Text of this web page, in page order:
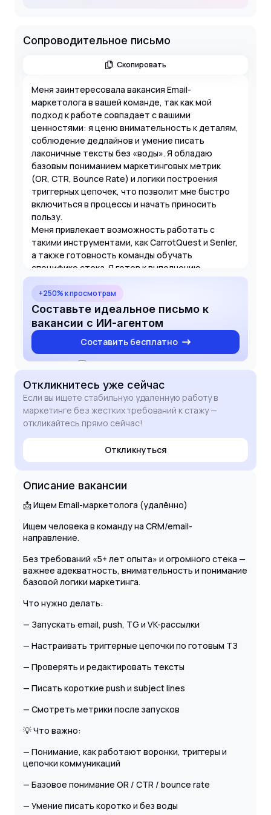
Сопроводительное письмо
Скопировать
Меня заинтересовала вакансия Email-
маркетолога в вашей команде, так как мой
подход к работе совпадает с вашими
ценностями: я ценю внимательность к деталям,
соблюдение дедлайнов и умение писать
лаконичные тексты без «воды». Я обладаю
базовым пониманием маркетинговых метрик
(OR, CTR, Bounce Rate) и логики построения
триггерных цепочек, что позволит мне быстро
включиться в процессы и начать приносить
пользу.
Меня привлекает возможность работать с
такими инструментами, как CarrotQuest и Senler,
а также готовность команды обучать
специфике стека. Я готов к выполнению
рутинных задач по запуску рассылок и анализу их
эффективности, соблюдая установленный
график 10:00–17:00 МСК. Буду рад обсудить, как
мой опыт и ответственность помогут вашему
CRM-направлению развиваться.
+250% к просмотрам
Составьте идеальное письмо к
вакансии с ИИ-агентом
Составить бесплатно
Откликнитесь уже сейчас
Если вы ищете стабильную удаленную работу в
маркетинге без жестких требований к стажу —
откликайтесь прямо сейчас!
Откликнуться
Описание вакансии
📩 Ищем Email-маркетолога (удалённо)
Ищем человека в команду на CRM/email-
направление.
Без требований «5+ лет опыта» и огромного стека —
важнее адекватность, внимательность и понимание
базовой логики маркетинга.
Что нужно делать:
— Запускать email, push, TG и VK-рассылки
— Настраивать триггерные цепочки по готовым ТЗ
— Проверять и редактировать тексты
— Писать короткие push и subject lines
— Смотреть метрики после запусков
💡 Что важно:
— Понимание, как работают воронки, триггеры и
цепочки коммуникаций
— Базовое понимание OR / CTR / bounce rate
— Умение писать коротко и без воды